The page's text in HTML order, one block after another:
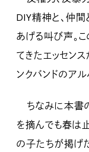
DIY精神と、仲間
あげる叫び声。
てきたエッセン
ンクバンドのア
ちなみに本書
を摘んでも春は
の子たちが掲げ